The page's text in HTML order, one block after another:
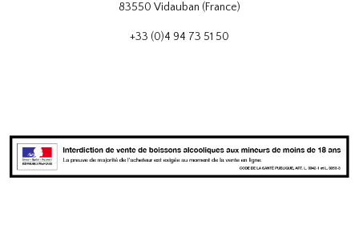
83550 Vidauban (France)
+33 (0)4 94 73 51 50